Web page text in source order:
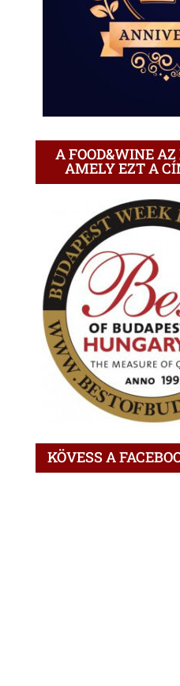
A FOOD&WINE
AMELY EZT A
KÖVESS A